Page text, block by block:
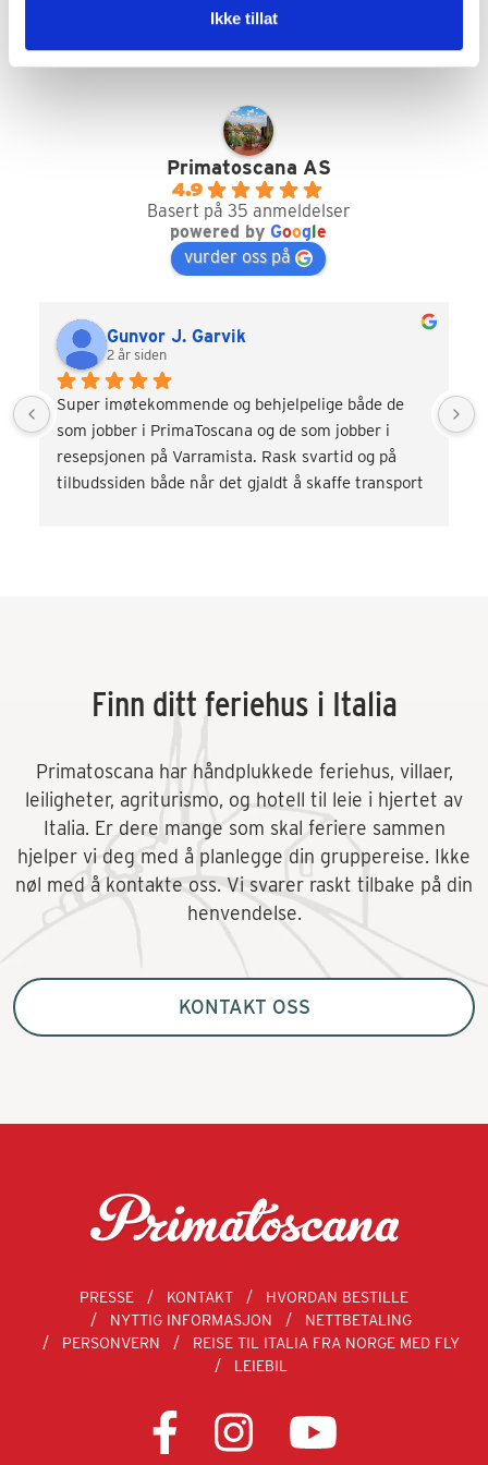
Ikke tillat
Google Reviews
Primatoscana AS
4.9
Basert på 35 anmeldelser
powered by Google
vurder oss på
Gunvor J. Garvik
2 år siden
Super imøtekommende og behjelpelige både de
som jobber i PrimaToscana og de som jobber i
resepsjonen på Varramista. Rask svartid og på
tilbudssiden både når det gjaldt å skaffe transport
Finn ditt feriehus i Italia
Primatoscana har håndplukkede feriehus, villaer,
leiligheter, agriturismo, og hotell til leie i hjertet av
Italia. Er dere mange som skal feriere sammen
hjelper vi deg med å planlegge din gruppereise. Ikke
nøl med å kontakte oss. Vi svarer raskt tilbake på din
henvendelse.
KONTAKT OSS
PRESSE KONTAKT
HVORDAN BESTILLE
NYTTIG INFORMASJON
NETTBETALING
PERSONVERN
REISE TIL ITALIA FRA NORGE MED FLY
LEIEBIL